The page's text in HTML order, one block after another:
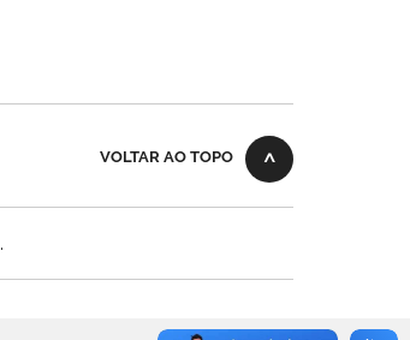
VOLTAR AO TOPO
.